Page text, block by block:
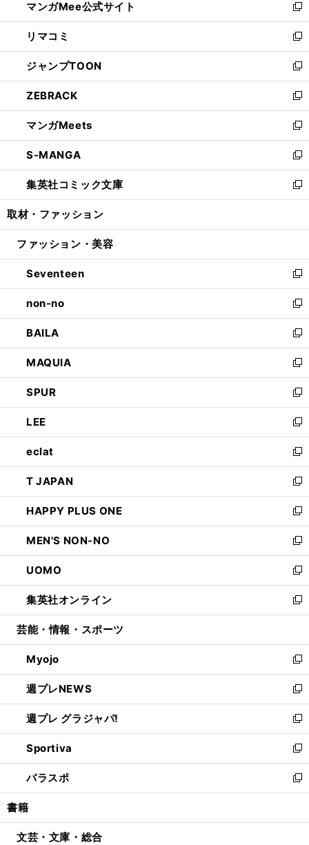
く
ド
ウ
で
開
く
ィ
ン
ド
ウ
で
開
く
い
ウ
ィ
ン
ド
ウ
で
開
く
マンガMee公式サイト
新
し
い
ウ
ィ
ン
ド
ウ
で
開
く
リマコミ
新
し
い
ウ
ィ
ン
ド
ウ
で
開
く
ジャンプTOON
新
し
い
ウ
ィ
ン
ド
ウ
で
開
ZEBRACK
新
し
い
ウ
ィ
ン
ド
ウ
開
マンガMeets
新
し
い
ウ
ィ
ン
ウ
開
く
S-MANGA
新
し
い
ウ
ン
ウ
で
開
く
集英社コミック文庫
新
し
ウ
ン
ド
ウ
で
開
く
取材・ファッション
ファッション・美容
Seventeen
新
し
い
ウ
ィ
ン
ド
ウ
で
開
く
non-no
新
し
い
ウ
ィ
ン
ド
ウ
で
開
く
BAILA
新
し
い
ウ
ィ
ン
ド
ウ
で
開
く
MAQUIA
新
し
い
ウ
ィ
ン
ド
ウ
で
開
く
SPUR
新
し
い
ウ
ィ
ン
ド
ウ
で
開
く
LEE
新
し
い
ウ
ィ
ン
ド
ウ
で
開
く
eclat
新
し
い
ウ
ィ
ン
ド
ウ
で
開
く
T JAPAN
新
し
い
ウ
ィ
ン
ド
ウ
で
開
HAPPY PLUS ONE
新
し
い
ウ
ィ
ン
ド
ウ
開
く
MEN'S NON-NO
新
し
い
ウ
ィ
ン
ウ
で
開
く
UOMO
新
し
い
ウ
ン
ド
ウ
で
開
く
集英社オンライン
新
し
ウ
ィ
ン
ド
ウ
で
開
く
芸能・情報・スポーツ
Myojo
新
し
い
ウ
ィ
ン
ド
ウ
で
開
週プレNEWS
新
し
い
ウ
ィ
ン
ド
ウ
開
週プレ グラジャパ!
新
し
い
ウ
ィ
ン
ウ
Sportiva
新
し
い
ウ
ン
パラスポ
新
し
ウ
書籍
文芸・文庫・総合